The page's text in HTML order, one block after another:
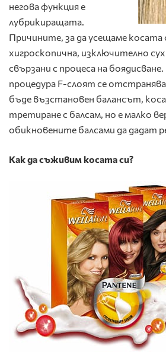
негова функция е
лубрикиращата.
Причините, за да усещаме косата
хигроскопична, изключително
свързани с процеса на
процедура F-слоят се отстранява
бъде възстановен балансът,
третиране с балсам, но е малко
обикновените балсами да дадат
Как да съживим косата си?